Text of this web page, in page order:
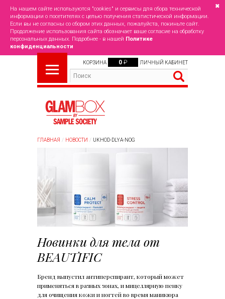
На нашем сайте используются "cookies" и сервисы для сбора технической
информации о посетителях с целью получения статистической информации.
Если вы не согласны со сбором этих данных, пожалуйста, покиньте сайт.
Продолжение использования сайта обозначает ваше согласие на обработку
персональных данных. Подробнее - в нашей Политике
конфиденциальности
✖
КОРЗИНА 0 ₽ ЛИЧНЫЙ КАБИНЕТ
ГЛАВНАЯ НОВОСТИ UKHOD-DLYA-NOG
Новинки для тела от
BEAUTIFIC
Бренд выпустил антиперспирант, который может
применяться в разных зонах, и мицеллярную пенку
для очищения кожи и ногтей во время маникюра